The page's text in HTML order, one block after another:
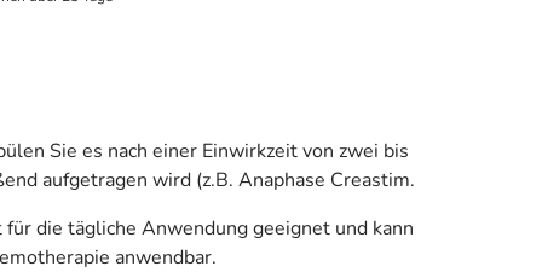
Sie es nach einer Einwirkzeit von zwei bis
aufgetragen wird (z.B. Anaphase Creastim.
die tägliche Anwendung geeignet und kann
anwendbar.